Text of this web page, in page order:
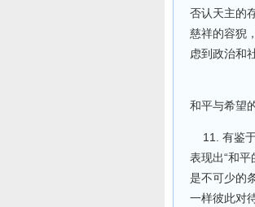
否认天主的
慈祥的容猊
虑到政治和
和平与希望
11. 有鉴于
表现出“和
是不可少的
一样彼此对